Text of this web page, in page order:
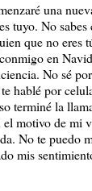
una
tuyo. No
que no eres
en
No sé
hablé por
terminé la
motivo de mi
No te puedo
mis